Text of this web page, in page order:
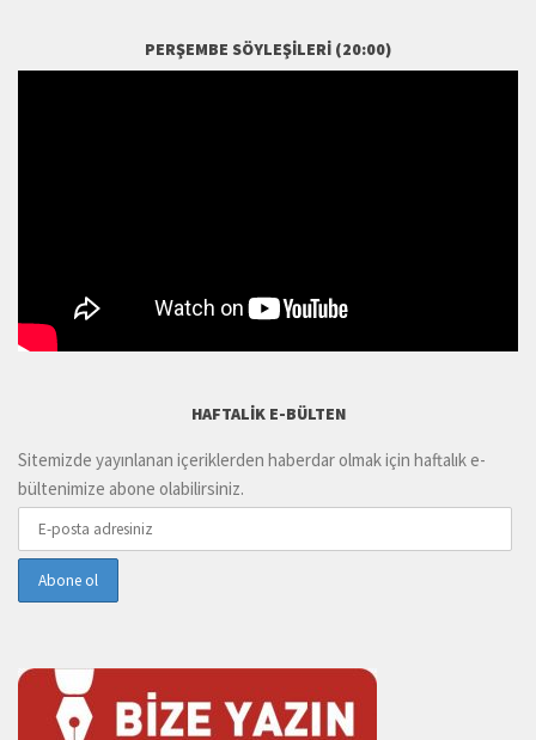
PERŞEMBE SÖYLEŞILERI (20:00)
HAFTALIK E-BÜLTEN
Sitemizde yayınlanan içeriklerden haberdar olmak için haftalık e-
bültenimize abone olabilirsiniz.